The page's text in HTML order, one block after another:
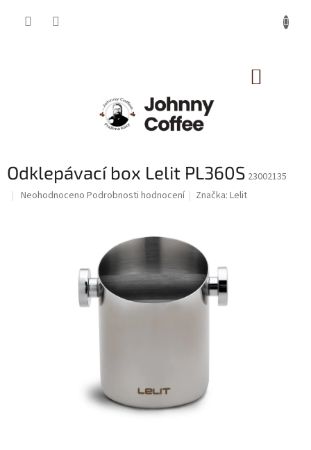
Odklepávací box Lelit PL360S 23002135
Průměrné
Neohodnoceno Podrobnosti hodnocení Značka:Lelit